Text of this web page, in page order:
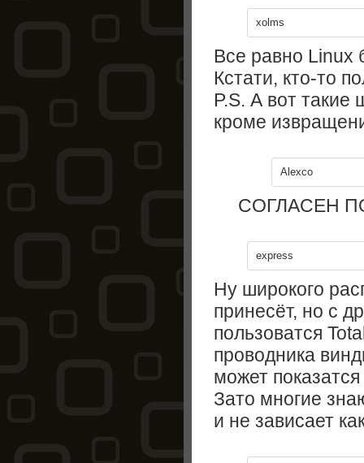
xolms
Все равно Linux
Кстати, кто-то
P.S. А вот такие
кроме
Alexco
СОГЛАСЕН
express
Ну широкого
принесёт, но с
пользоватся
проводника
может
Зато многие
и не зависает